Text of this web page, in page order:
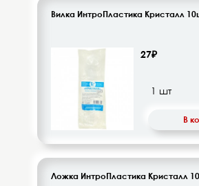
Вилка ИнтроПластика Кристалл
27₽
В
Ложка ИнтроПластика Кристалл